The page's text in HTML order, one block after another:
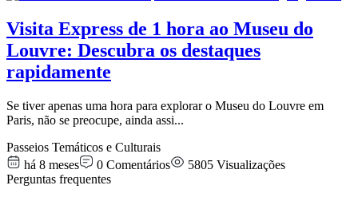
Visita Express de 1 hora ao Museu do
Louvre: Descubra os destaques
rapidamente
Se tiver apenas uma hora para explorar o Museu do Louvre em
Paris, não se preocupe, ainda assi...
Passeios Temáticos e Culturais
há 8 meses
0 Comentários 5805 Visualizações
Perguntas frequentes